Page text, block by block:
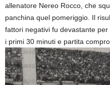
allenatore Nereo Rocco, che
panchina quel pomeriggio. Il
fattori negativi fu devastante
i primi 30 minuti e partita